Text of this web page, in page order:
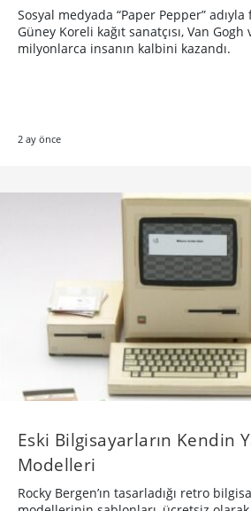
Sosyal medyada “Paper Pepper”
Güney Koreli kağıt sanatçısı, Van
milyonlarca insanın kalbini kazandı.
2 ay önce
Eski Bilgisayarların Kendin
Modelleri
Rocky Bergen’ın tasarladığı retro